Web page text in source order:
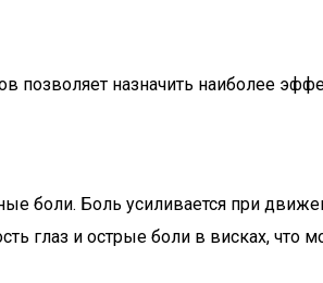
назначить наиболее
боли. Боль усиливается при
глаз и острые боли в висках, что